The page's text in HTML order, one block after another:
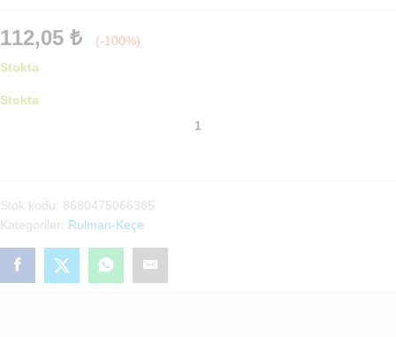
112,05 ₺
(-100%)
Stokta
Stokta
Stok kodu: 8680475066385
Kategoriler: Rulman-Keçe